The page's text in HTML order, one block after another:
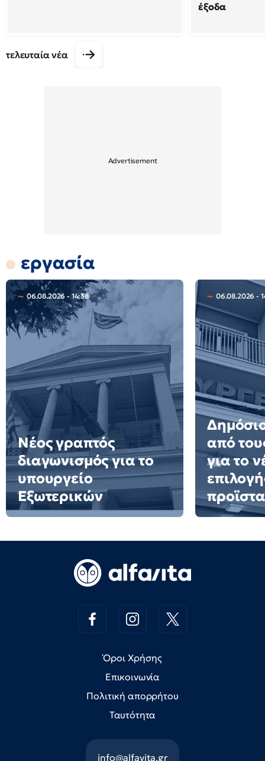
έξοδα
τελευταία νέα
εργασία
06.08.2026 - 14:38
Νέος γραπτός
διαγωνισμός για το
υπουργείο
Εξωτερικών
06.08.2026 -
από
για το
Όροι Χρήσης
Επικοινωνία
Πολιτική απορρήτου
Ταυτότητα
info@alfavita.gr